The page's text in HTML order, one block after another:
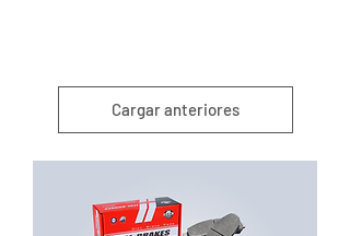
Cargar anteriores